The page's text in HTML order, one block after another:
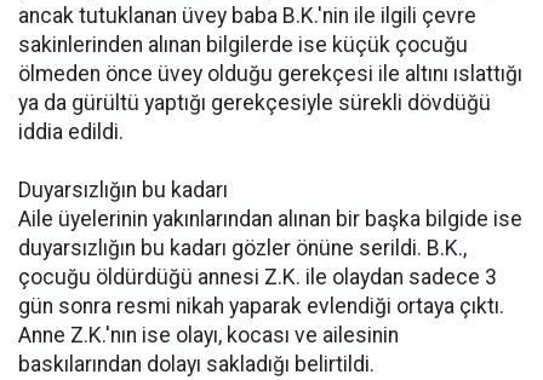
ancak tutuklanan üvey baba B.K.'nin ile ilgili çevre
sakinlerinden alınan bilgilerde ise küçük çocuğu
ölmeden önce üvey olduğu gerekçesi ile altını ıslattığı
ya da gürültü yaptığı gerekçesiyle sürekli dövdüğü
iddia edildi.
Duyarsızlığın bu kadarı
Aile üyelerinin yakınlarından alınan bir başka bilgide ise
duyarsızlığın bu kadarı gözler önüne serildi. B.K.,
çocuğu öldürdüğü annesi Z.K. ile olaydan sadece 3
gün sonra resmi nikah yaparak evlendiği ortaya çıktı.
Anne Z.K.'nın ise olayı, kocası ve ailesinin
baskılarından dolayı sakladığı belirtildi.